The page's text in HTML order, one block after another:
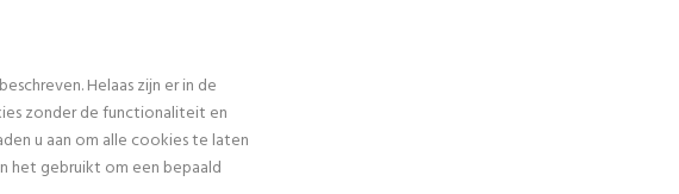
Helaas zijn er in de
zonder de functionaliteit en
u aan om alle cookies te laten
het gebruikt om een bepaald